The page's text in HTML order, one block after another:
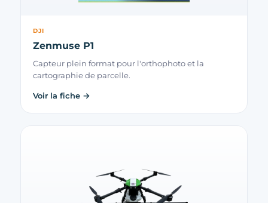
DJI
Zenmuse P1
Capteur plein format pour l'orthophoto et la
cartographie de parcelle.
Voir la fiche →